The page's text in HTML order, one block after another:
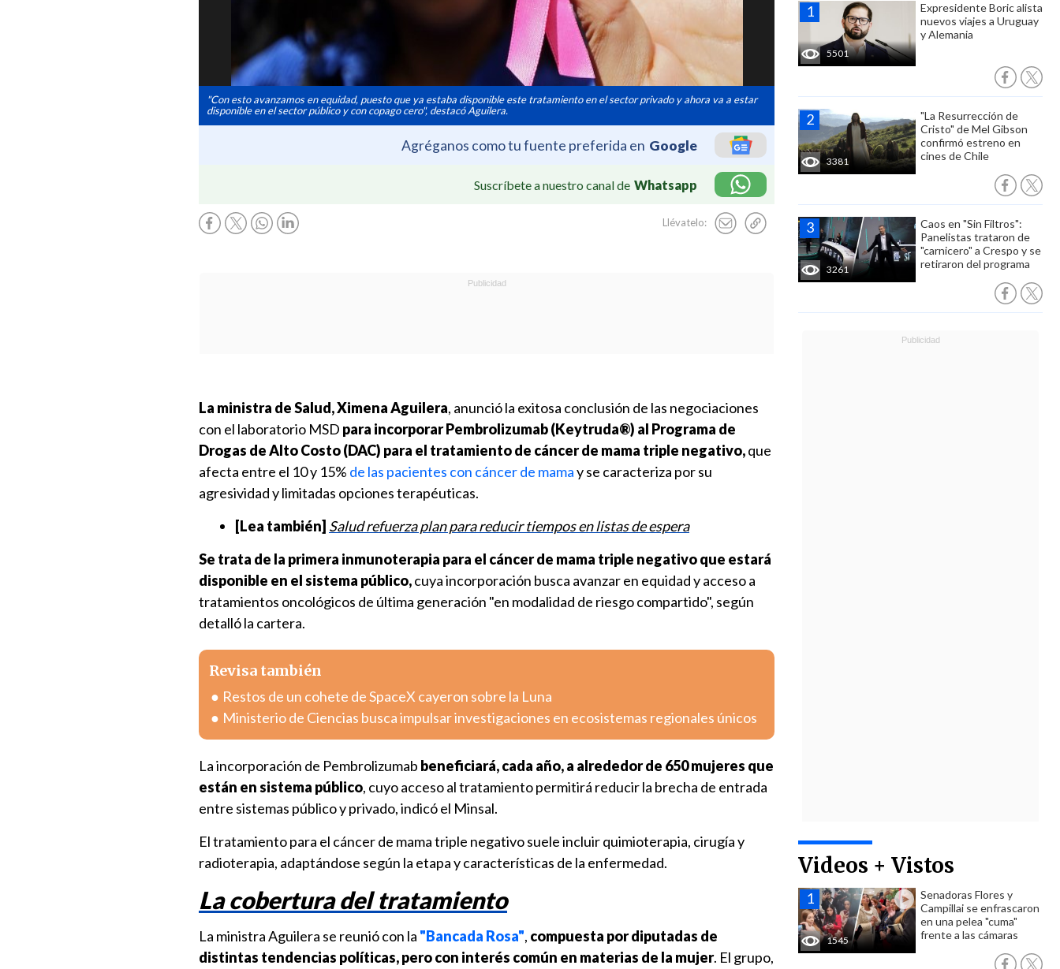
"Con esto avanzamos en equidad, puesto que ya estaba disponible este tratamiento en el sector privado y ahora va a estar
disponible en el sector público y con copago cero", destacó Aguilera.
Agréganos como tu fuente preferida en Google
Suscríbete a nuestro canal de Whatsapp
Llévatelo:
5501
Expresidente Boric alista
nuevos viajes a Uruguay
y Alemania
3381
"La Resurrección de
Cristo" de Mel Gibson
confirmó estreno en
cines de Chile
3261
Caos en "Sin Filtros":
Panelistas trataron de
"carnicero" a Crespo y se
retiraron del programa
Videos + Vistos
1545
Senadoras Flores y
Campillai se enfrascaron
en una pelea "cuma"
frente a las cámaras
La ministra de Salud, Ximena Aguilera, anunció la exitosa conclusión de las negociaciones
con el laboratorio MSD para incorporar Pembrolizumab (Keytruda®) al Programa de
Drogas de Alto Costo (DAC) para el tratamiento de cáncer de mama triple negativo,que
afecta entre el 10 y 15% de las pacientes con cáncer de mamay se caracteriza por su
agresividad y limitadas opciones terapéuticas.
[Lea también] Salud refuerza plan para reducir tiempos en listas de espera
Se trata de la primera inmunoterapia para el cáncer de mama triple negativo que estará
disponible en el sistema público,cuya incorporación busca avanzar en equidad y acceso a
tratamientos oncológicos de última generación "en modalidad de riesgo compartido", según
detalló la cartera.
Revisa también
Restos de un cohete de SpaceX cayeron sobre la Luna
Ministerio de Ciencias busca impulsar investigaciones en ecosistemas regionales únicos
La incorporación de Pembrolizumab beneficiará, cada año, a alrededor de 650 mujeres que
están en sistema público, cuyo acceso al tratamiento permitirá reducir la brecha de entrada
entre sistemas público y privado, indicó el Minsal.
El tratamiento para el cáncer de mama triple negativo suele incluir quimioterapia, cirugía y
radioterapia, adaptándose según la etapa y características de la enfermedad.
La cobertura del tratamiento
La ministra Aguilera se reunió con la "Bancada Rosa", compuesta por diputadas de
distintas tendencias políticas, pero con interés común en materias de la mujer. El grupo,